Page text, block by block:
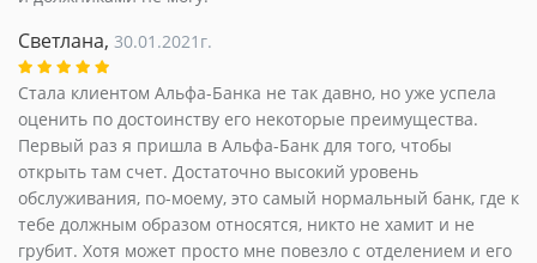
Светлана, 30.01.2021г.
Стала клиентом Альфа-Банка не так давно, но уже успела
оценить по достоинству его некоторые преимущества.
Первый раз я пришла в Альфа-Банк для того, чтобы
открыть там счет. Достаточно высокий уровень
обслуживания, по-моему, это самый нормальный банк, где к
тебе должным образом относятся, никто не хамит и не
грубит. Хотя может просто мне повезло с отделением и его